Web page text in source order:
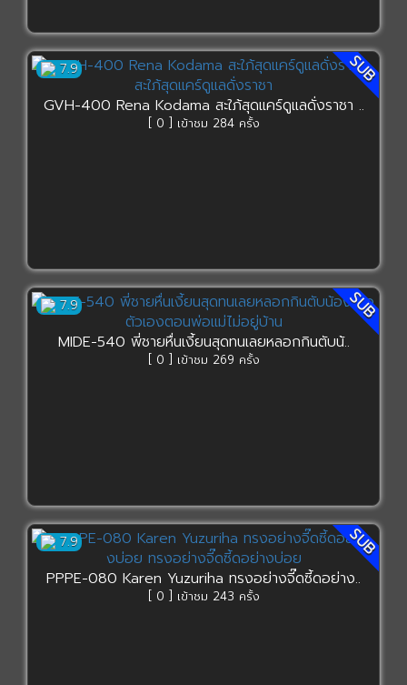
7.9 SUB
GVH-400 Rena Kodama สะใภ้สุดแคร์ดูแลดั่งราชา ..
[ 0 ] เข้าชม 284 ครั้ง
7.9 SUB
MIDE-540 พี่ชายหื่นเงี้ยนสุดทนเลยหลอกกินตับน้..
[ 0 ] เข้าชม 269 ครั้ง
7.9 SUB
PPPE-080 Karen Yuzuriha ทรงอย่างจี๊ดซี้ดอย่าง..
[ 0 ] เข้าชม 243 ครั้ง